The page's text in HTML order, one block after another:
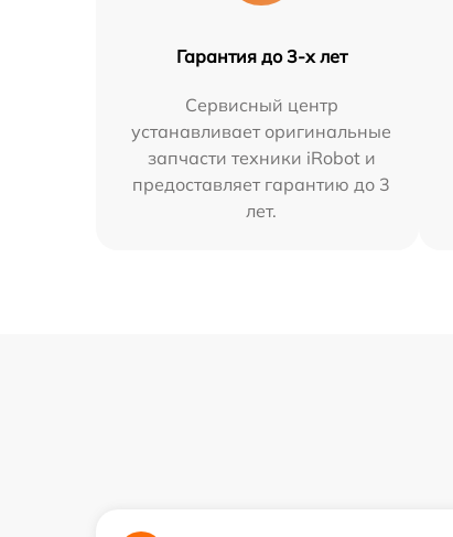
Гарантия до 3-х лет
Сервисный центр
устанавливает оригинальные
запчасти техники iRobot и
предоставляет гарантию до 3
лет.